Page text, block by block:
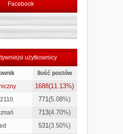
Facebook
użytkownicy
Ilość postów
1688(11.13%)
771(5.08%)
713(4.70%)
531(3.50%)